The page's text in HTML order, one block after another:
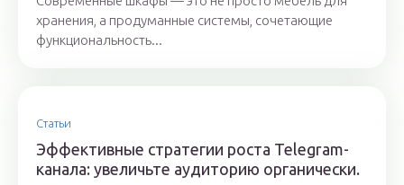
хранения, а продуманные системы, сочетающие
функциональность...
Статьи
Эффективные стратегии роста Telegram-
канала: увеличьте аудиторию органически.